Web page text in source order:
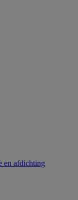
en afdichting